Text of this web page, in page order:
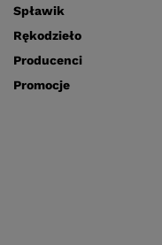
Spławik
Rękodzieło
Producenci
Promocje